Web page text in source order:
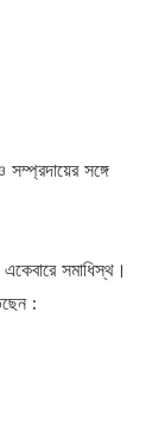
সম্প্রদায়ের সঙ্গে
সমাধিস্থ।
: